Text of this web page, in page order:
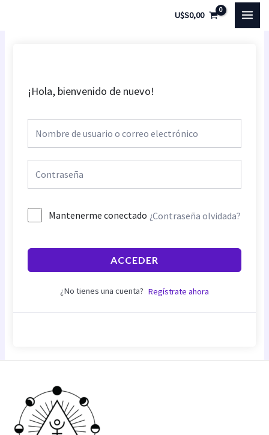
U$S0,00
¡Hola, bienvenido de nuevo!
Mantenerme conectado ¿Contraseña olvidada?
ACCEDER
¿No tienes una cuenta? Regístrate ahora